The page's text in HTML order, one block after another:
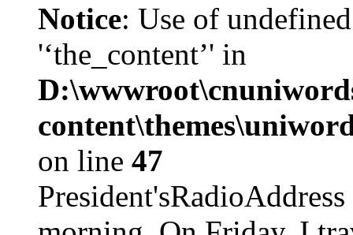
Notice: Use of
'‘the_content’' in
on line 47